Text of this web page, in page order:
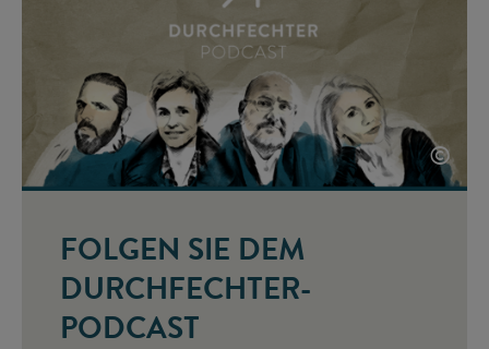
©
FOLGEN SIE DEM
DURCHFECHTER-
PODCAST